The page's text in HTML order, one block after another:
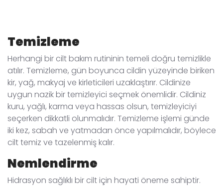
Temizleme
Herhangi bir cilt bakım rutininin temeli doğru temizlikle
atılır. Temizleme, gün boyunca cildin yüzeyinde biriken
kir, yağ, makyaj ve kirleticileri uzaklaştırır. Cildinize
uygun nazik bir temizleyici seçmek önemlidir. Cildiniz
kuru, yağlı, karma veya hassas olsun, temizleyiciyi
seçerken dikkatli olunmalıdır. Temizleme işlemi günde
iki kez, sabah ve yatmadan önce yapılmalıdır, böylece
cilt temiz ve tazelenmiş kalır.
Nemlendirme
Hidrasyon sağlıklı bir cilt için hayati öneme sahiptir.